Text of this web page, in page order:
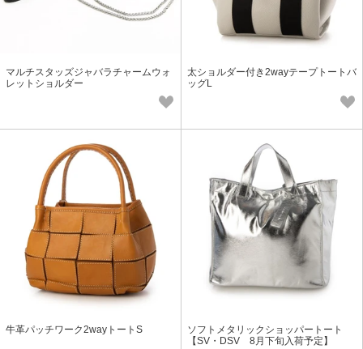
マルチスタッズジャバラチャームウォ
レットショルダー
太ショルダー付き2wayテープトートバ
ッグL
牛革パッチワーク2wayトートS
ソフトメタリックショッパートート
【SV・DSV 8月下旬入荷予定】